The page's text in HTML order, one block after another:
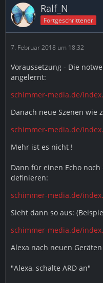
Ralf_N
Fortgeschrittener
7. Februar 2018 um 18:32
Voraussetzung - Die
angelernt:
schimmer-media.de/
Danach neue Szenen wie
schimmer-media.de/
Mehr ist es nicht !
Dann für einen Echo
definieren:
schimmer-media.de/
Sieht dann so aus:
schimmer-media.de/
Alexa nach neuen
"Alexa, schalte ARD an"